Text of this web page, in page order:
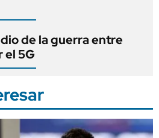
de la guerra entre
el 5G